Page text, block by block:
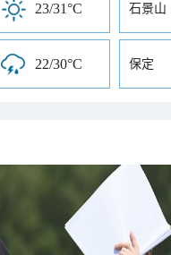
23/31°C 石景山
22/30°C 保定